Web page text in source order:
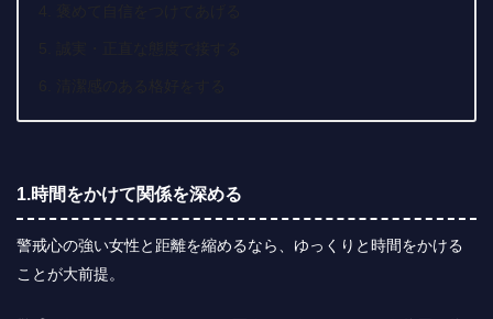
1.時間をかけて関係を深める
警戒心の強い女性と距離を縮めるなら、ゆっくりと時間をかける
ことが大前提。